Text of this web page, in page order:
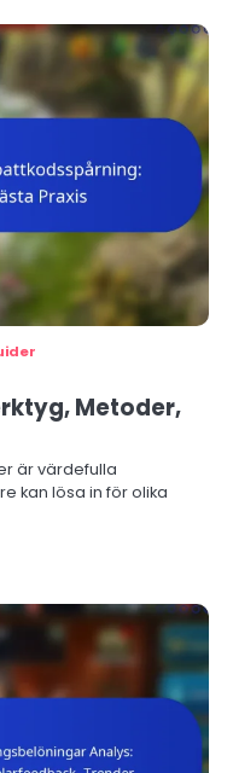
Metoder,
är värdefulla
kan lösa in för olika